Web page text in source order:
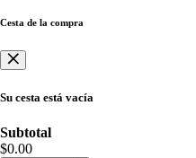
Cesta de la compra
Su cesta está vacía
Subtotal
$0.00